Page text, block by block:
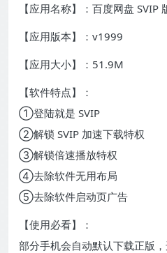
【应用名称】：百度网盘 SVIP
【应用版本】：v1999
【应用大小】：51.9M
【软件特点】：
①登陆就是 SVIP
②解锁 SVIP 加速下载特权
③解锁倍速播放特权
④去除软件无用布局
⑤去除软件启动页广告
【使用必看】：
部分手机会自动默认下载正版